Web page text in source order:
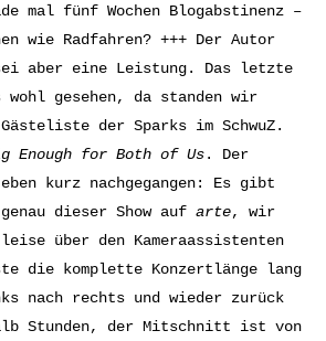
mal fünf Wochen Blogabstinenz –
wie Radfahren? +++ Der Autor
aber eine Leistung. Das letzte
gesehen, da standen wir
der Sparks im SchwuZ.
Enough for Both of Us. Der
kurz nachgegangen: Es gibt
dieser Show auf arte, wir
über den Kameraassistenten
die komplette Konzertlänge lang
nach rechts und wieder zurück
Stunden, der Mitschnitt ist von